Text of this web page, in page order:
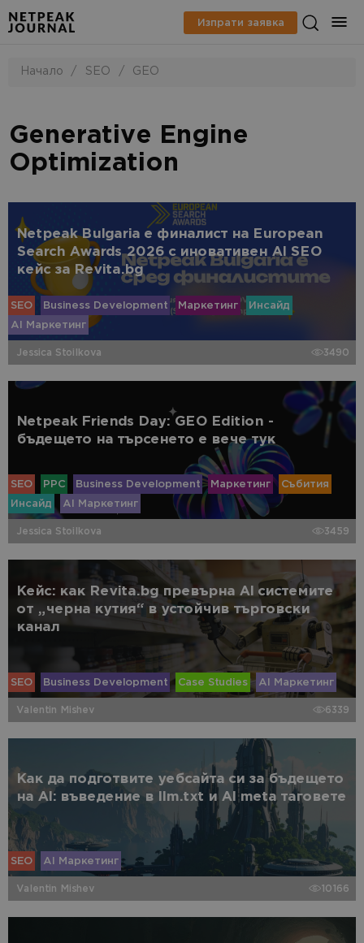
Изпрати заявка
Начало / SEO / GEO
Generative Engine
Optimization
Netpeak Bulgaria е финалист на European
Search Awards 2026 с иновативен AI SEO
кейс за Revita.bg
SEO Business Development Маркетинг
Инсайд
AI Маркетинг
Jessica Stoilkova 3490
Netpeak Friends Day: GEO Edition -
бъдещето на търсенето е вече тук
SEO PPC Business Development Маркетинг
Събития
Инсайд
AI Маркетинг
Jessica Stoilkova 3459
Кейс: как Revita.bg превърна AI системите
от „черна кутия“ в устойчив търговски
канал
SEO Business Development Case Studies AI Маркетинг
Valentin Mishev 6339
Как да подготвите уебсайта си за бъдещето
на AI: въведение в llm.txt и AI meta таговете
SEO AI Маркетинг
Valentin Mishev 10166